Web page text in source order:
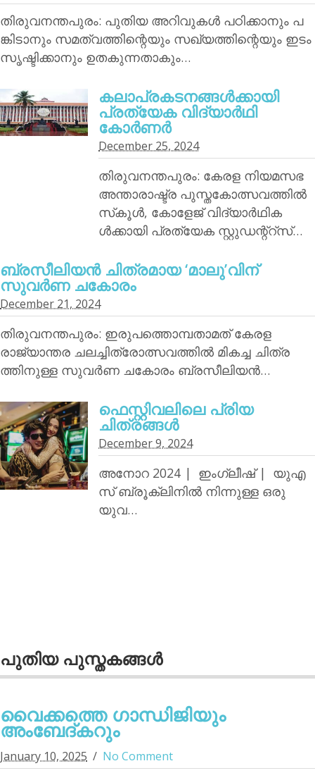
തിരുവനന്തപുരം: പുതിയ അറിവുകള്‍ പഠിക്കാനും പ
ങ്കിടാനും സമത്വത്തിന്റെയും സഖ്യത്തിന്റെയും ഇടം
സൃഷ്ടിക്കാനും ഉതകുന്നതാകും…
കലാപ്രകടനങ്ങള്‍ക്കായി
പ്രത്യേക വിദ്യാര്‍ഥി
കോര്‍ണര്‍
December 25, 2024
തിരുവനന്തപുരം: കേരള നിയമസഭ
അന്താരാഷ്ട്ര പുസ്തകോത്സവത്തില്‍
സ്‌കൂള്‍, കോളേജ് വിദ്യാര്‍ഥിക
ള്‍ക്കായി പ്രത്യേക സ്റ്റുഡന്റ്‌റ്‌സ്…
ബ്രസീലിയന്‍ ചിത്രമായ ‘മാലു’വിന്
സുവര്‍ണ ചകോരം
December 21, 2024
തിരുവനന്തപുരം: ഇരുപത്തൊമ്പതാമത് കേരള
രാജ്യാന്തര ചലച്ചിത്രോത്സവത്തില്‍ മികച്ച ചിത്ര
ത്തിനുള്ള സുവര്‍ണ ചകോരം ബ്രസീലിയന്‍…
ഫെസ്റ്റിവലിലെ പ്രിയ
ചിത്രങ്ങള്‍
December 9, 2024
അനോറ 2024 | ഇംഗ്ലീഷ് | യുഎ
സ് ബ്രൂക്ലിനില്‍ നിന്നുള്ള ഒരു
യുവ…
പുതിയ പുസ്തകങ്ങള്‍
വൈക്കത്തെ ഗാന്ധിജിയും
അംബേദ്കറും
January 10, 2025 No Comment